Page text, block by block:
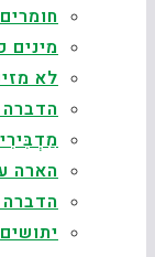
מינים
לא
הארה
יתושים